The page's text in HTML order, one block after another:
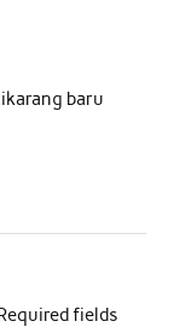
baru
fields